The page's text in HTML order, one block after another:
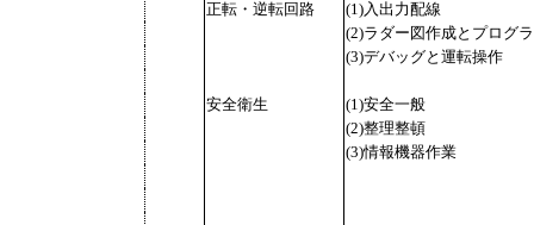
正転・逆転回路
(1)入出力配線
(2)ラダー図作成とプログ
(3)デバッグと運転操作
安全衛生
(1)安全一般
(2)整理整頓
(3)情報機器作業